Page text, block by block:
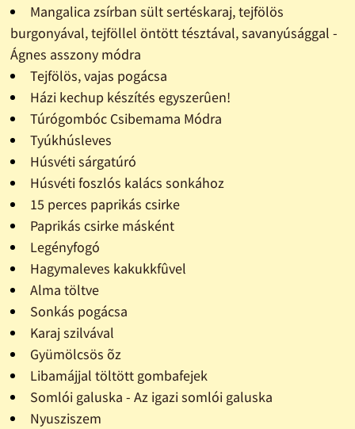
Mangalica zsírban sült sertéskaraj, tejfölös
burgonyával, tejföllel öntött tésztával, savanyúsággal -
Ágnes asszony módra
Tejfölös, vajas pogácsa
Házi kechup készítés egyszerûen!
Túrógombóc Csibemama Módra
Tyúkhúsleves
Húsvéti sárgatúró
Húsvéti foszlós kalács sonkához
15 perces paprikás csirke
Paprikás csirke másként
Legényfogó
Hagymaleves kakukkfûvel
Alma töltve
Sonkás pogácsa
Karaj szilvával
Gyümölcsös õz
Libamájjal töltött gombafejek
Somlói galuska - Az igazi somlói galuska
Nyusziszem